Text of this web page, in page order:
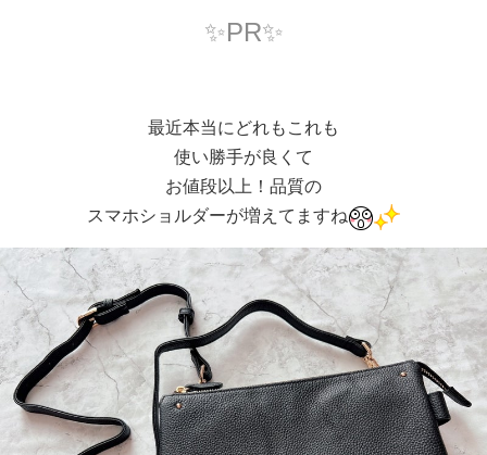
✨PR✨
最近本当にどれもこれも
使い勝手が良くて
お値段以上！品質の
スマホショルダーが増えてますね